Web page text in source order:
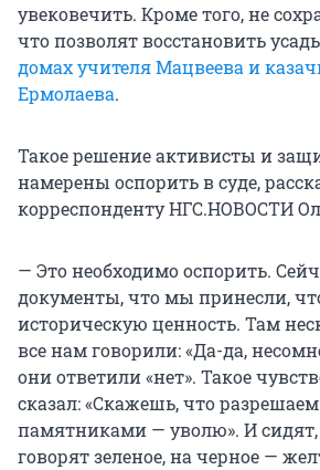
увековечить. Кроме того, не
что позволят восстановить
домах учителя Мацвеева и
Ермолаева.
Такое решение активисты и
намерены оспорить в суде,
корреспонденту НГС.НОВОСТИ
— Это необходимо оспорить.
документы, что мы принесли,
историческую ценность. Там
все нам говорили: «Да-да,
они ответили «нет». Такое
сказал: «Скажешь, что
памятниками — уволю». И сидят,
говорят зеленое, на черное —